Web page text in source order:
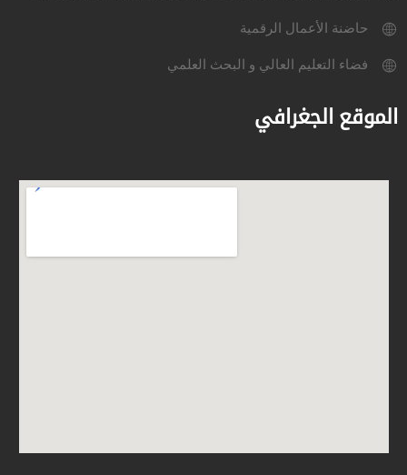
حاضنة الأعمال الرقمية
فضاء التعليم العالي و البحث العلمي
الموقع الجغرافي